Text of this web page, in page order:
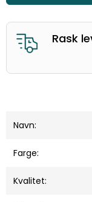
Navn:
Farge:
Kvalitet: